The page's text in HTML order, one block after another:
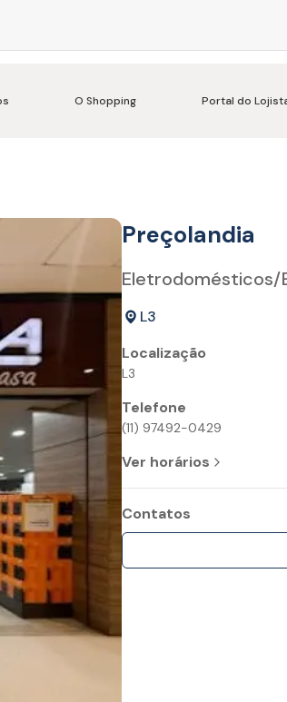
O Shopping Portal do
Preçolandia
L3
Localização
L3
Telefone
(11) 97492-0429
Ver horários
Contatos